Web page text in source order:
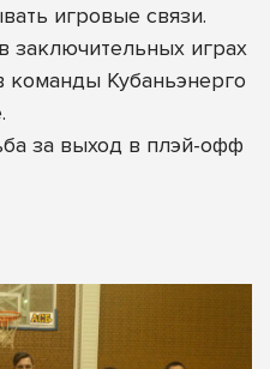
игровые связи.
заключительных играх
команды Кубаньэнерго
.
за выход в плэй-офф